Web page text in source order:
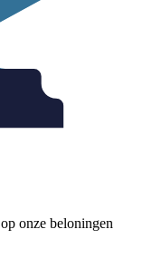
onze beloningen